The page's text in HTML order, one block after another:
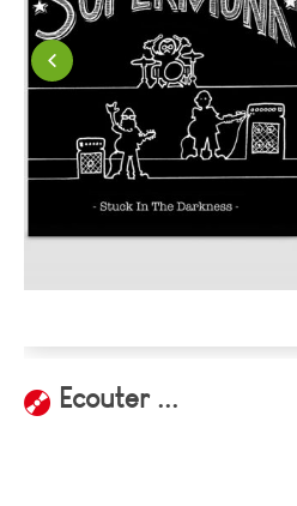
Ecouter ...